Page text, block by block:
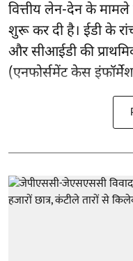
वित्तीय लेन-देन के मामले
शुरू कर दी है। ईडी के
और सीआईडी की
(एनफोर्समेंट केस